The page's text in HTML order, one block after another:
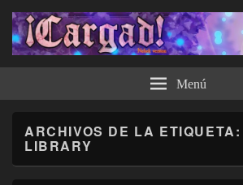
¡Cargad! Menú
ARCHIVOS DE LA ETIQUETA:
LIBRARY